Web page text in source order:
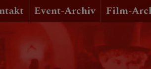
Event-Archiv Film-